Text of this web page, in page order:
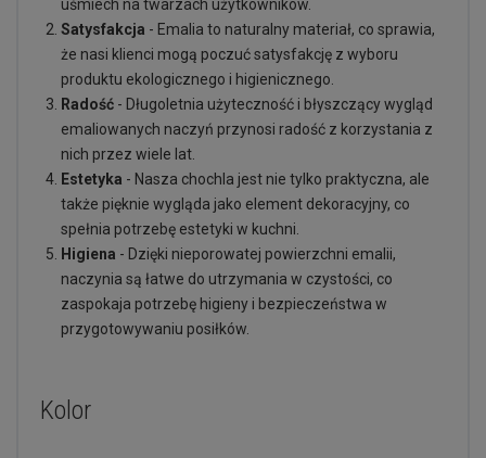
uśmiech na twarzach użytkowników.
Satysfakcja - Emalia to naturalny materiał, co sprawia,
że nasi klienci mogą poczuć satysfakcję z wyboru
produktu ekologicznego i higienicznego.
Radość - Długoletnia użyteczność i błyszczący wygląd
emaliowanych naczyń przynosi radość z korzystania z
nich przez wiele lat.
Estetyka - Nasza chochla jest nie tylko praktyczna, ale
także pięknie wygląda jako element dekoracyjny, co
spełnia potrzebę estetyki w kuchni.
Higiena - Dzięki nieporowatej powierzchni emalii,
naczynia są łatwe do utrzymania w czystości, co
zaspokaja potrzebę higieny i bezpieczeństwa w
przygotowywaniu posiłków.
Kolor